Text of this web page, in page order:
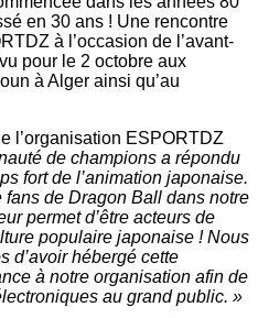
en 30 ans ! Une rencontre
à l’occasion de l’avant-
pour le 2 octobre aux
à Alger ainsi qu’au
l’organisation ESPORTDZ
de champions a répondu
fort de l’animation japonaise.
de Dragon Ball dans notre
permet d’être acteurs de
populaire japonaise ! Nous
d’avoir hébergé cette
à notre organisation afin de
au grand public. »